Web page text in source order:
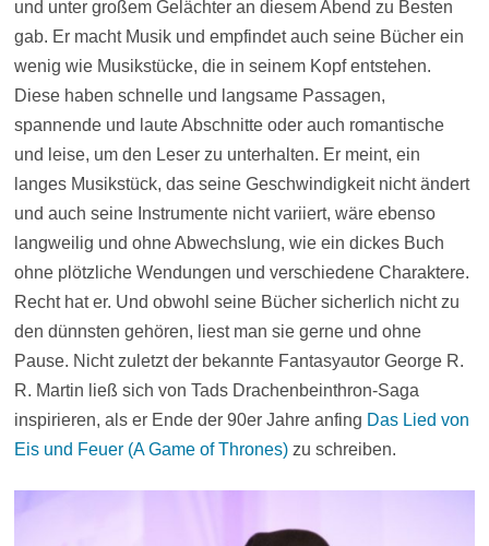
und unter großem Gelächter an diesem Abend zu Besten
gab. Er macht Musik und empfindet auch seine Bücher ein
wenig wie Musikstücke, die in seinem Kopf entstehen.
Diese haben schnelle und langsame Passagen,
spannende und laute Abschnitte oder auch romantische
und leise, um den Leser zu unterhalten. Er meint, ein
langes Musikstück, das seine Geschwindigkeit nicht ändert
und auch seine Instrumente nicht variiert, wäre ebenso
langweilig und ohne Abwechslung, wie ein dickes Buch
ohne plötzliche Wendungen und verschiedene Charaktere.
Recht hat er. Und obwohl seine Bücher sicherlich nicht zu
den dünnsten gehören, liest man sie gerne und ohne
Pause. Nicht zuletzt der bekannte Fantasyautor George R.
R. Martin ließ sich von Tads Drachenbeinthron-Saga
inspirieren, als er Ende der 90er Jahre anfing Das Lied von
Eis und Feuer (A Game of Thrones)zu schreiben.